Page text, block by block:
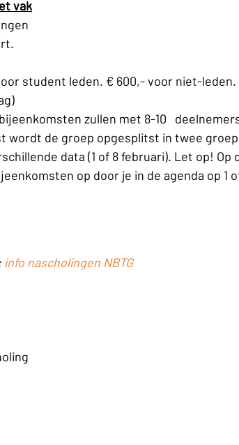
vak
student leden. € 600,- voor niet-leden.
zullen met 8-10
wordt de groep opgesplitst in twee
data (1 of 8 februari). Let op! Op
op door je in de agenda op 1
info nascholingen NBTG